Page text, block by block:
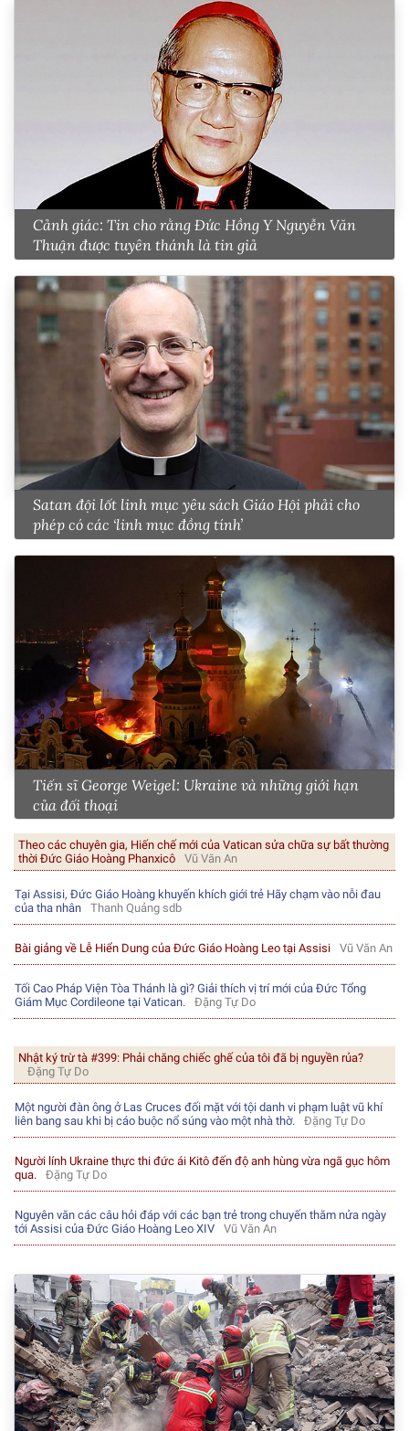
Cảnh giác: Tin cho rằng Đức Hồng Y Nguyễn Văn
Thuận được tuyên thánh là tin giả
Satan đội lốt linh mục yêu sách Giáo Hội phải cho
phép có các ‘linh mục đồng tính’
Tiến sĩ George Weigel: Ukraine và những giới hạn
của đối thoại
Theo các chuyên gia, Hiến chế mới của Vatican sửa chữa sự bất thường
thời Đức Giáo Hoàng Phanxicô
Vũ Văn An
Tại Assisi, Đức Giáo Hoàng khuyến khích giới trẻ Hãy chạm vào nỗi đau
của tha nhân
Thanh Quảng sdb
Bài giảng về Lễ Hiển Dung của Đức Giáo Hoàng Leo tại Assisi Vũ Văn An
Tối Cao Pháp Viện Tòa Thánh là gì? Giải thích vị trí mới của Đức Tổng
Giám Mục Cordileone tại Vatican.
Đặng Tự Do
Nhật ký trừ tà #399: Phải chăng chiếc ghế của tôi đã bị nguyền rủa?
Đặng Tự Do
Một người đàn ông ở Las Cruces đối mặt với tội danh vi phạm luật vũ khí
liên bang sau khi bị cáo buộc nổ súng vào một nhà thờ.
Đặng Tự Do
Người lính Ukraine thực thi đức ái Kitô đến độ anh hùng vừa ngã gục hôm
qua.
Đặng Tự Do
Nguyên văn các câu hỏi đáp với các bạn trẻ trong chuyến thăm nửa ngày
tới Assisi của Đức Giáo Hoàng Leo XIV
Vũ Văn An